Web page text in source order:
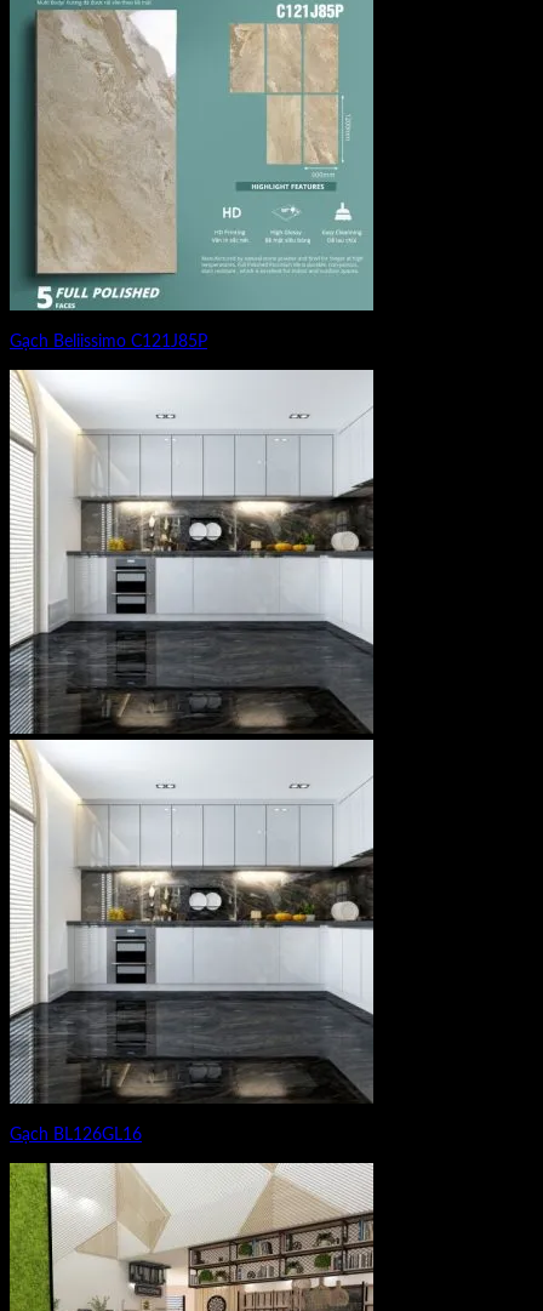
Gạch Beliissimo C121J85P
Gạch BL126GL16